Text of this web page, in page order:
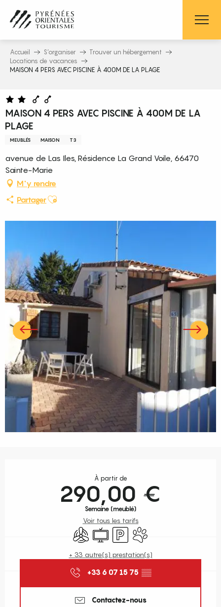
contenu
principal
Accueil S’organiser
Trouver un hébergement
Locations de vacances
MAISON 4 PERS AVEC PISCINE À 400M DE LA PLAGE
MAISON 4 PERS AVEC PISCINE À 400M DE LA
PLAGE
MEUBLÉS MAISON T3
avenue de Las Iles, Résidence La Grand Voile, 66470
Sainte-Marie
M'y rendre
PartagerAjouter aux favoris
À partir de
290,00 €
Semaine (meublé)
Voir tous les tarifs
Air conditionné
Télévision
ParkingAnimaux acceptés
+ 33 autre(s) prestation(s)
+33 6 07 15 75 ▒▒
Contactez-nous